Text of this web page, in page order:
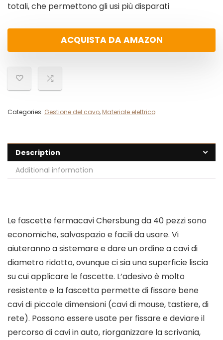
totali, che permettono gli usi più disparati
ACQUISTA DA AMAZON
Categories: Gestione del cavo, Materiale elettrico
Description
Additional information
Le fascette fermacavi Chersbung da 40 pezzi sono
economiche, salvaspazio e facili da usare. Vi
aiuteranno a sistemare e dare un ordine a cavi di
diametro ridotto, ovunque ci sia una superficie liscia
su cui applicare le fascette. L’adesivo è molto
resistente e la fascetta permette di fissare bene
cavi di piccole dimensioni (cavi di mouse, tastiere, di
rete). Possono essere usate per fissare e deviare il
percorso di cavi in auto, riorganizzare la scrivania,